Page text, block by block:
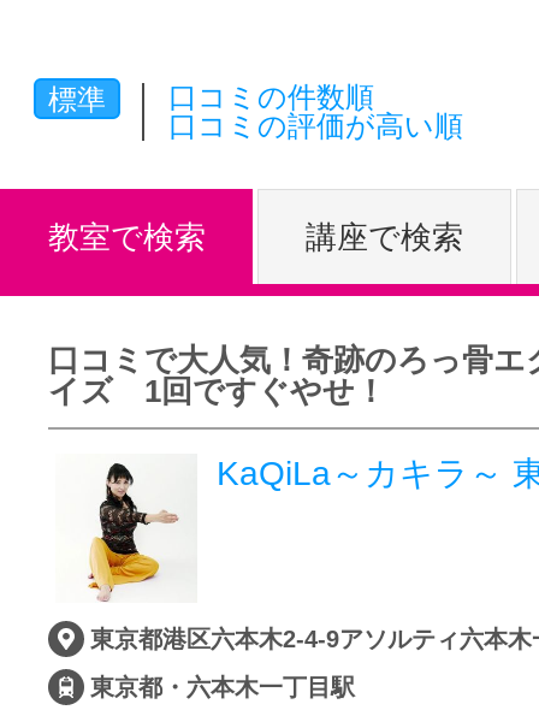
体験レッス
やりたいこ
特集をみる
グッドスク
サイトマッ
標準
口コミの件数順
口コミの評価が高い順
教室で検索 講座で検索
口コミで大人気！奇跡のろっ骨エ
イズ 1回ですぐやせ！
KaQiLa～カキラ～
東京都港区六本木2-4-9アソルティ六本木
東京都・六本木一丁目駅